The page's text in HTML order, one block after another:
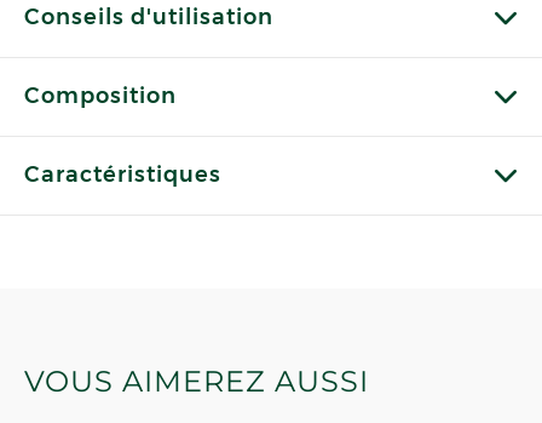
Conseils d'utilisation
Composition
Caractéristiques
VOUS AIMEREZ AUSSI